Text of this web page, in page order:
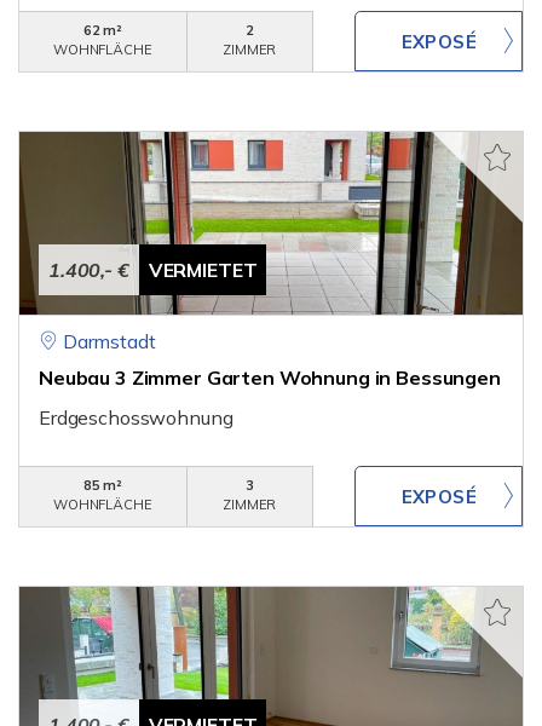
62 m²
WOHNFLÄCHE
2
ZIMMER
1.400,- € VERMIETET
Darmstadt
Neubau 3 Zimmer Garten Wohnung in Bessungen
Erdgeschosswohnung
85 m²
WOHNFLÄCHE
3
ZIMMER